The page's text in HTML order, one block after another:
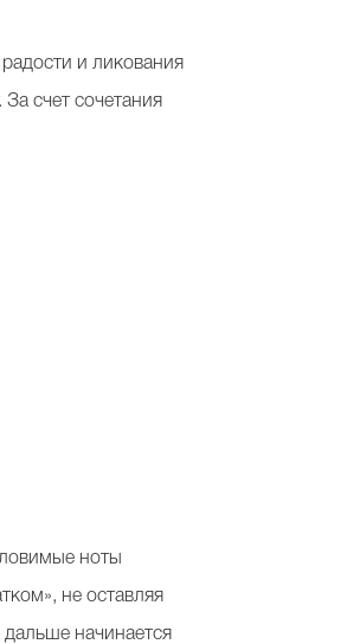
и ликования
счет сочетания
ноты
не оставляя
дальше начинается